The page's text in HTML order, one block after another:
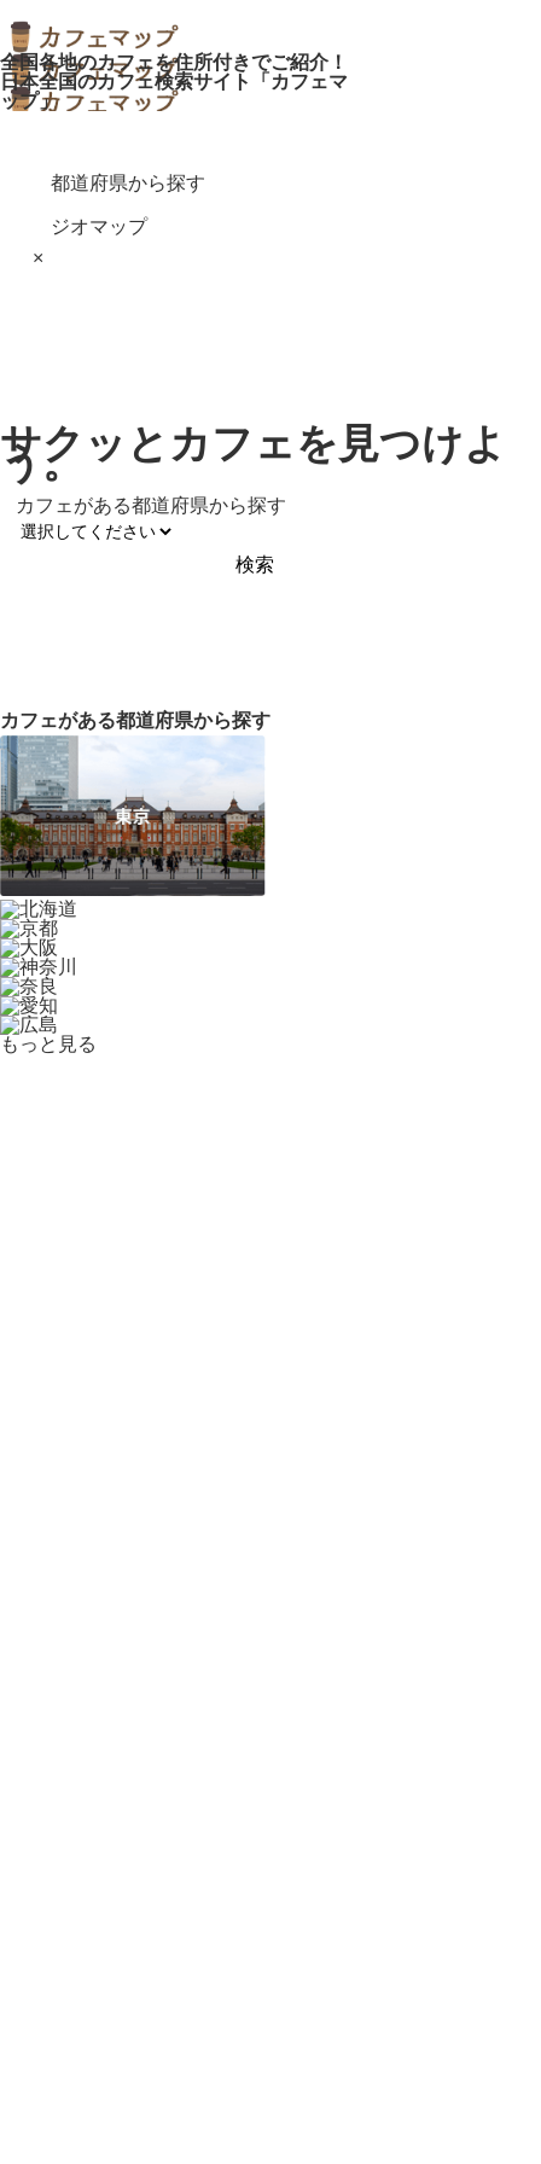
全国各地のカフェを住所付きでご紹介！
日本全国のカフェ検索サイト「カフェマ
ップ」
都道府県から探す
ジオマップ
×
サクッとカフェを見つけよ
う。
カフェがある都道府県から探す
検索
カフェがある都道府県から探す
もっと見る